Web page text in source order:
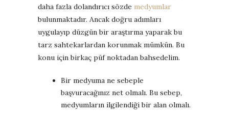
daha fazla dolandırıcı sözde medyumlar
bulunmaktadır. Ancak doğru adımları
uygulayıp düzgün bir araştırma yaparak bu
tarz sahtekarlardan korunmak mümkün. Bu
konu için birkaç püf noktadan bahsedelim.
Bir medyuma ne sebeple
başvuracağınız net olmalı. Bu sebep,
medyumların ilgilendiği bir alan olmalı.